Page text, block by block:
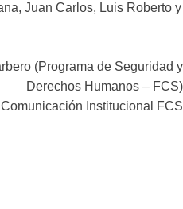
Juan Carlos, Luis Roberto y
(Programa de Seguridad y
Derechos Humanos – FCS)
Institucional FCS